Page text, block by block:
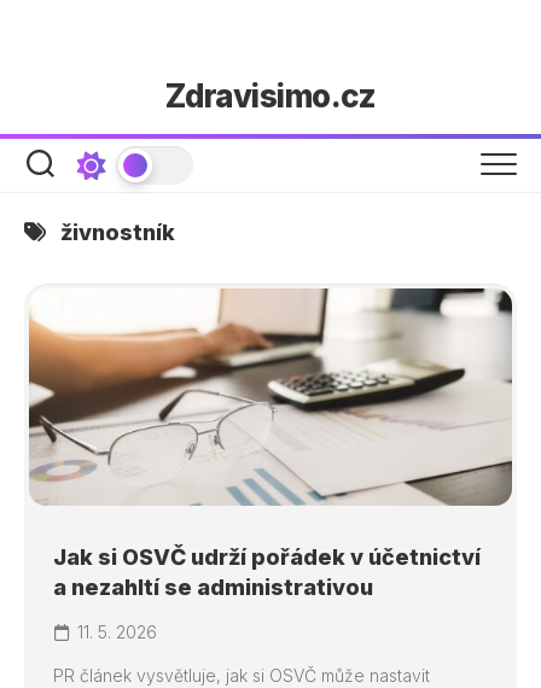
Zdravisimo.cz
živnostník
Jak si OSVČ udrží pořádek v účetnictví
a nezahltí se administrativou
11. 5. 2026
PR článek vysvětluje, jak si OSVČ může nastavit